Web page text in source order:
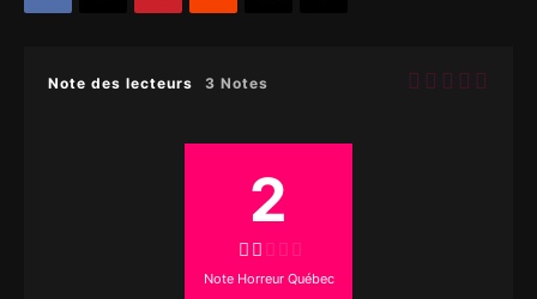
Note des lecteurs 3 Notes
2
Note Horreur Québec